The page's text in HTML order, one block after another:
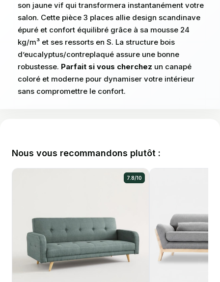
son jaune vif qui transformera instantanément votre
salon. Cette pièce 3 places allie design scandinave
épuré et confort équilibré grâce à sa mousse 24
kg/m³ et ses ressorts en S. La structure bois
d’eucalyptus/contreplaqué assure une bonne
robustesse. Parfait si vous cherchez un canapé
coloré et moderne pour dynamiser votre intérieur
sans compromettre le confort.
Nous vous recommandons plutôt :
7.8/10